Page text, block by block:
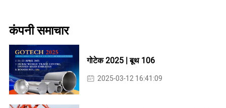
कंपनी समाचार
गोटेक 2025 | बूथ 106
2025-03-12 16:41:09